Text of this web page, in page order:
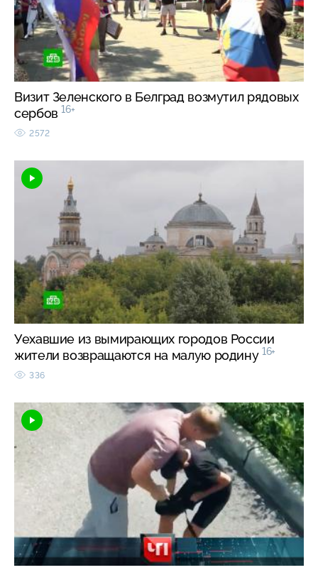
Визит Зеленского в Белград возмутил рядовых
сербов 16+
2572
Уехавшие из вымирающих городов России
жители возвращаются на малую родину 16+
336